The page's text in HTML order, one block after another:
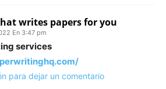
writes papers for you
En 3:47 pm
services
para dejar un comentario